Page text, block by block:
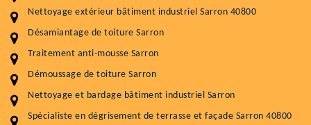
Nettoyage extérieur bâtiment industriel Sarron 40800
Désamiantage de toiture Sarron
Traitement anti-mousse Sarron
Démoussage de toiture Sarron
Nettoyage et bardage bâtiment industriel Sarron
Spécialiste en dégrisement de terrasse et façade Sarron 40800
Nettoyageb toiture
Démoussage toiture
Traitement hydrofuge toiture
5.0 (118avis)
Artisant local recommander